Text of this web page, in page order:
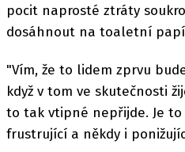
pocit naprosté ztráty
dosáhnout na toaletní
"Vím, že to lidem zprvu
když v tom ve skutečnosti
to tak vtipné nepřijde. Je
frustrující a někdy i